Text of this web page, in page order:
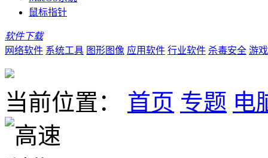
鼠标指针
软件下载
网络软件 系统工具 图形图像 应用软件 行业软件 杀毒安全 游
当前位置： 首页 专题 电